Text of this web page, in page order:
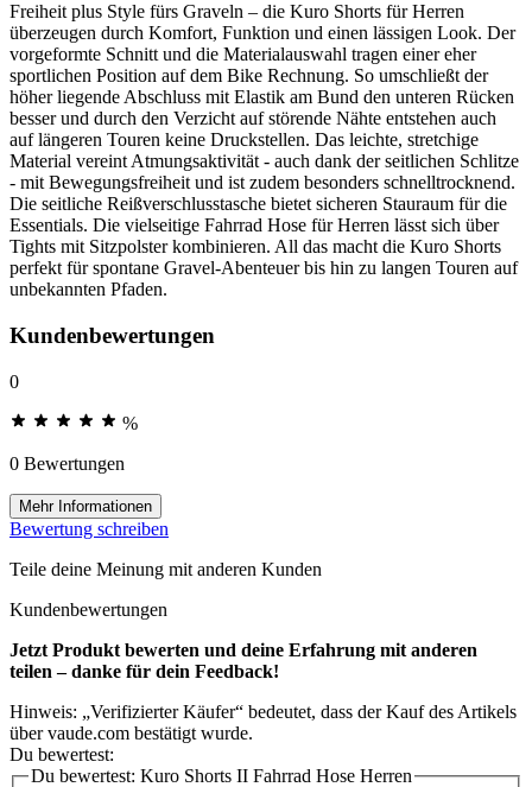
Freiheit plus Style fürs Graveln – die Kuro Shorts für Herren
überzeugen durch Komfort, Funktion und einen lässigen Look. Der
vorgeformte Schnitt und die Materialauswahl tragen einer eher
sportlichen Position auf dem Bike Rechnung. So umschließt der
höher liegende Abschluss mit Elastik am Bund den unteren Rücken
besser und durch den Verzicht auf störende Nähte entstehen auch
auf längeren Touren keine Druckstellen. Das leichte, stretchige
Material vereint Atmungsaktivität - auch dank der seitlichen Schlitze
- mit Bewegungsfreiheit und ist zudem besonders schnelltrocknend.
Die seitliche Reißverschlusstasche bietet sicheren Stauraum für die
Essentials. Die vielseitige Fahrrad Hose für Herren lässt sich über
Tights mit Sitzpolster kombinieren. All das macht die Kuro Shorts
perfekt für spontane Gravel-Abenteuer bis hin zu langen Touren auf
unbekannten Pfaden.
Kundenbewertungen
0
%
0 Bewertungen
Mehr Informationen
Bewertung schreiben
Teile deine Meinung mit anderen Kunden
Kundenbewertungen
Jetzt Produkt bewerten und deine Erfahrung mit anderen
teilen – danke für dein Feedback!
Hinweis: „Verifizierter Käufer“ bedeutet, dass der Kauf des Artikels
über vaude.com bestätigt wurde.
Du bewertest:
Du bewertest: Kuro Shorts II Fahrrad Hose Herren